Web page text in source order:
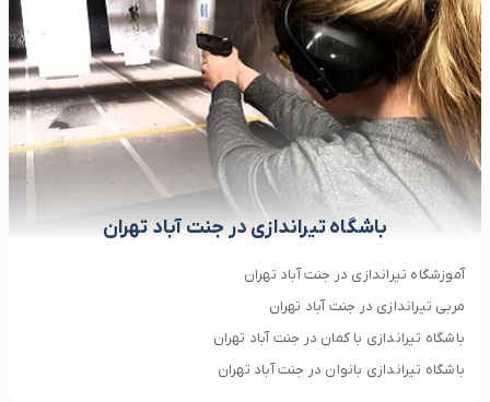
باشگاه تیراندازی در جنت آباد تهران
آموزشگاه تیراندازی در جنت آباد تهران
مربی تیراندازی در جنت آباد تهران
باشگاه تیراندازی با کمان در جنت آباد تهران
باشگاه تیراندازی بانوان در جنت آباد تهران